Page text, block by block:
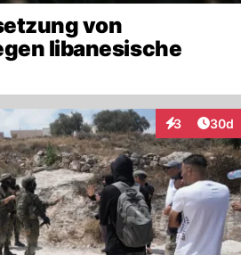
von
libanesische
3
Interaktionen
30d